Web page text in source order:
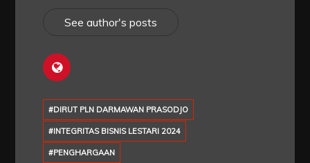
See author's posts
#DIRUT PLN DARMAWAN PRASODJO
#INTEGRITAS BISNIS LESTARI 2024
#PENGHARGAAN